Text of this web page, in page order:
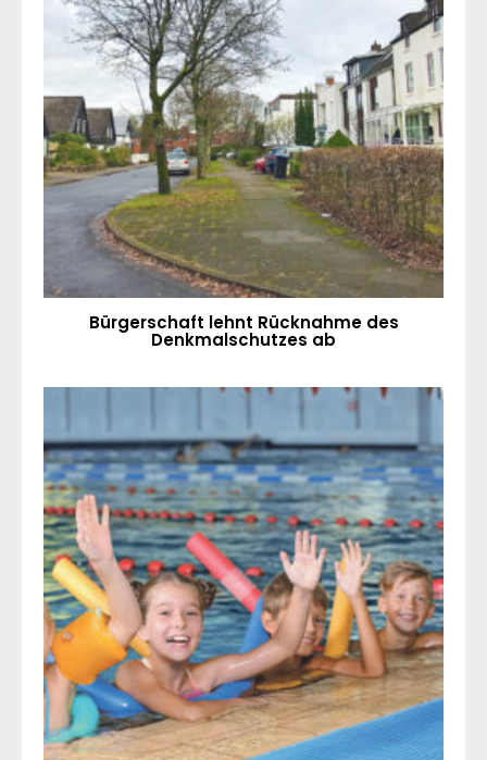
Bürgerschaft lehnt Rücknahme des
Denkmalschutzes ab